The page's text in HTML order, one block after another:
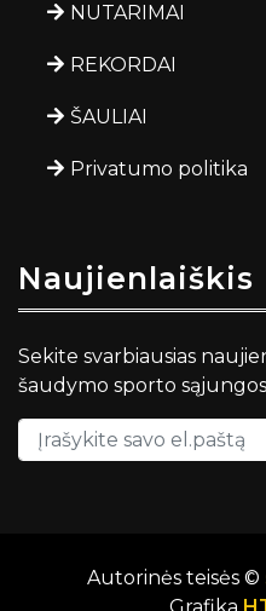
NUTARIMAI
REKORDAI
ŠAULIAI
Privatumo politika
Naujienlaiškis
Sekite svarbiausias
šaudymo sporto
Autorinės teisės ©